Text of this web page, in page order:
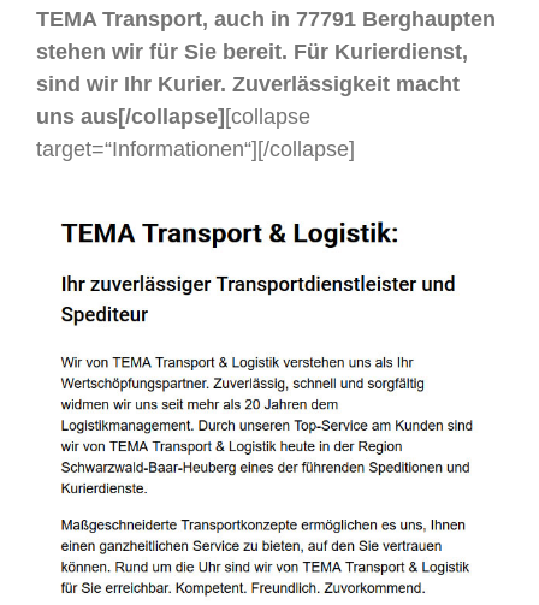
TEMA Transport, auch in 77791 Berghaupten
stehen wir für Sie bereit. Für Kurierdienst,
sind wir Ihr Kurier. Zuverlässigkeit macht
uns aus[/collapse][collapse
target=“Informationen“][/collapse]